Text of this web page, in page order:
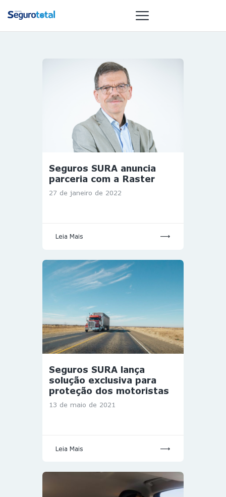
NOTÍCIAS
REVISTA
ESPECIAIS
GAIVOTA DE
OURO
ST SUMMIT
GESTORAS
HOMEST
Seguros SURA anuncia
parceria com a Raster
27 de janeiro de 2022
Leia Mais
Seguros SURA lança
solução exclusiva para
proteção dos motoristas
13 de maio de 2021
Leia Mais